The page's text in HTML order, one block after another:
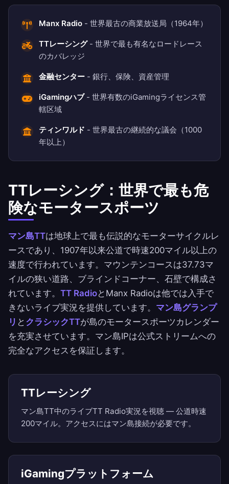
Manx Radio - 世界最古の商業放送局（1964年）
TTレーシング- 世界で最も有名なロードレース
のカバレッジ
金融センター - 銀行、保険、資産管理
iGamingハブ- 世界有数のiGamingライセンス管
轄区域
ティンワルド - 世界最古の継続的な議会（1000
年以上）
TTレーシング：世界で最も危
険なモータースポーツ
マン島TTは地球上で最も伝説的なモーターサイクルレ
ースであり、1907年以来公道で時速200マイル以上の
速度で行われています。マウンテンコースは37.73マ
イルの狭い道路、ブラインドコーナー、石壁で構成さ
れています。 TT RadioとManx Radioは他では入手で
きないライブ実況を提供しています。 マン島グランプ
リ と クラシックTTが島のモータースポーツカレンダー
を充実させています。マン島IPは公式ストリームへの
完全なアクセスを保証します。
TTレーシング
マン島TT中のライブTT Radio実況を視聴 — 公道時速
200マイル。アクセスにはマン島接続が必要です。
iGamingプラットフォーム